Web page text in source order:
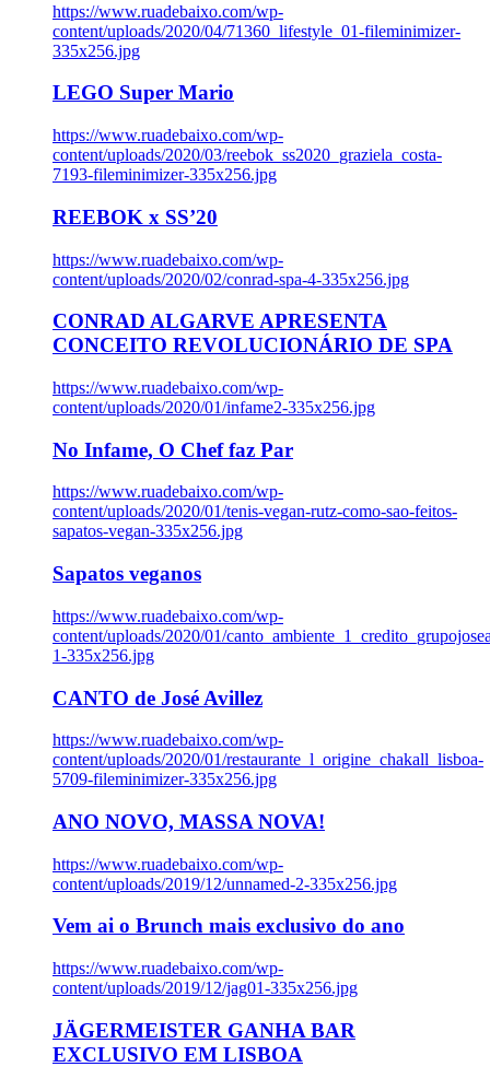
https://www.ruadebaixo.com/wp-
content/uploads/2020/04/71360_lifestyle_01-fileminimizer-
335x256.jpg
LEGO Super Mario
https://www.ruadebaixo.com/wp-
content/uploads/2020/03/reebok_ss2020_graziela_costa-
7193-fileminimizer-335x256.jpg
REEBOK x SS’20
https://www.ruadebaixo.com/wp-
content/uploads/2020/02/conrad-spa-4-335x256.jpg
CONRAD ALGARVE APRESENTA
CONCEITO REVOLUCIONÁRIO DE SPA
https://www.ruadebaixo.com/wp-
content/uploads/2020/01/infame2-335x256.jpg
No Infame, O Chef faz Par
https://www.ruadebaixo.com/wp-
content/uploads/2020/01/tenis-vegan-rutz-como-sao-feitos-
sapatos-vegan-335x256.jpg
Sapatos veganos
https://www.ruadebaixo.com/wp-
content/uploads/2020/01/
1-335x256.jpg
CANTO de José Avillez
https://www.ruadebaixo.com/wp-
content/uploads/2020/01/restaurante_l_origine_chakall_lisboa-
5709-fileminimizer-335x256.jpg
ANO NOVO, MASSA NOVA!
https://www.ruadebaixo.com/wp-
content/uploads/2019/12/unnamed-2-335x256.jpg
Vem ai o Brunch mais exclusivo do ano
https://www.ruadebaixo.com/wp-
content/uploads/2019/12/jag01-335x256.jpg
JÄGERMEISTER GANHA BAR
EXCLUSIVO EM LISBOA